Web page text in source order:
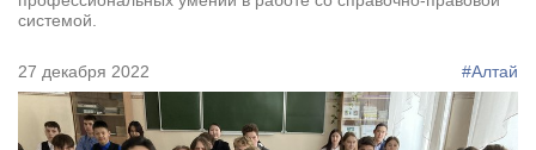
системой.
27 декабря 2022 #Алтай